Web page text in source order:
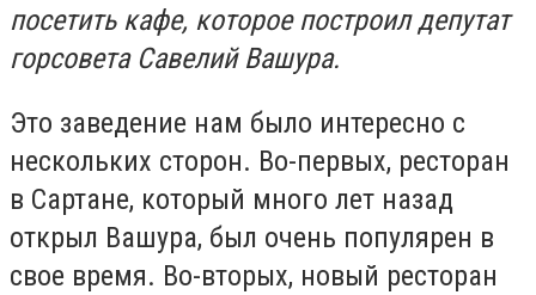
посетить кафе, которое построил депутат
горсовета Савелий Вашура.
Это заведение нам было интересно с
нескольких сторон. Во-первых, ресторан
в Сартане, который много лет назад
открыл Вашура, был очень популярен в
свое время. Во-вторых, новый ресторан